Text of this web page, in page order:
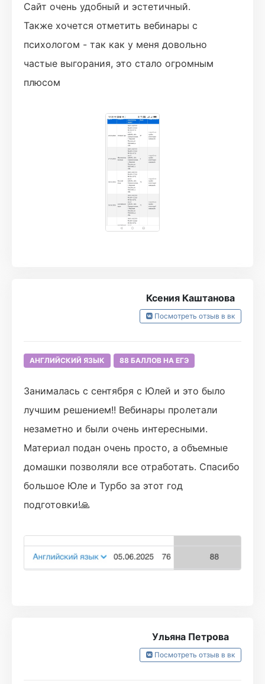
Сайт очень удобный и эстетичный.
Также хочется отметить вебинары с
психологом - так как у меня довольно
частые выгорания, это стало огромным
плюсом
Ксения Каштанова
Посмотреть отзыв в вк
АНГЛИЙСКИЙ ЯЗЫК 88 БАЛЛОВ НА ЕГЭ
Занималась с сентября с Юлей и это было
лучшим решением!! Вебинары пролетали
незаметно и были очень интересными.
Материал подан очень просто, а объемные
домашки позволяли все отработать. Спасибо
большое Юле и Турбо за этот год
подготовки!🙏
Ульяна Петрова
Посмотреть отзыв в вк